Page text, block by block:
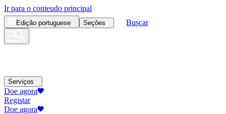
Ir para o conteudo principal
Edição portuguese Seções Buscar
Serviços
Doe agora
Registar
Doe agora